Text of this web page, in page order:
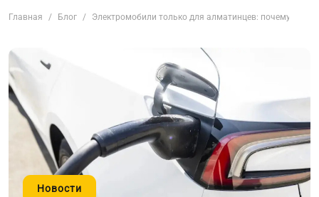
Главная Блог Электромобили только для алматинцев: почему в
Новости